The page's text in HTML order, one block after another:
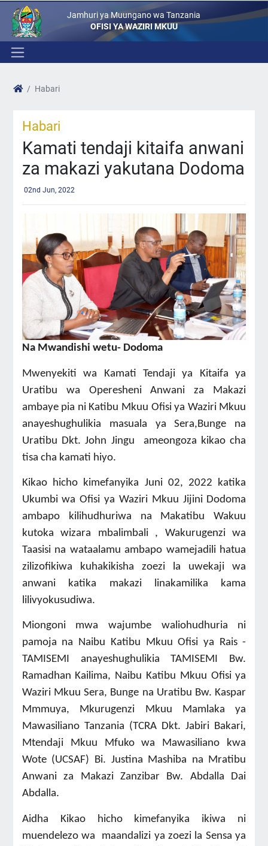
Jamhuri ya Muungano wa Tanzania
OFISI YA WAZIRI MKUU
Habari
Habari
Kamati tendaji kitaifa anwani
za makazi yakutana Dodoma
02nd Jun, 2022
Na Mwandishi wetu- Dodoma
Mwenyekiti wa Kamati Tendaji ya Kitaifa ya
Uratibu wa Operesheni Anwani za Makazi
ambaye pia ni Katibu Mkuu Ofisi ya Waziri Mkuu
anayeshughulikia masuala ya Sera,Bunge na
Uratibu Dkt. John Jingu ameongoza kikao cha
tisa cha kamati hiyo.
Kikao hicho kimefanyika Juni 02, 2022 katika
Ukumbi wa Ofisi ya Waziri Mkuu Jijini Dodoma
ambapo kilihudhuriwa na Makatibu Wakuu
kutoka wizara mbalimbali , Wakurugenzi wa
Taasisi na wataalamu ambapo wamejadili hatua
zilizofikiwa kuhakikisha zoezi la uwekaji wa
anwani katika makazi linakamilika kama
lilivyokusudiwa.
Miongoni mwa wajumbe waliohudhuria ni
pamoja na Naibu Katibu Mkuu Ofisi ya Rais -
TAMISEMI anayeshughulikia TAMISEMI Bw.
Ramadhan Kailima, Naibu Katibu Mkuu Ofisi ya
Waziri Mkuu Sera, Bunge na Uratibu Bw. Kaspar
Mmmuya, Mkurugenzi Mkuu Mamlaka ya
Mawasiliano Tanzania (TCRA Dkt. Jabiri Bakari,
Mtendaji Mkuu Mfuko wa Mawasiliano kwa
Wote (UCSAF) Bi. Justina Mashiba na Mratibu
Anwani za Makazi Zanzibar Bw. Abdalla Dai
Abdalla.
Aidha Kikao hicho kimefanyika ikiwa ni
muendelezo wa maandalizi ya zoezi la Sensa ya